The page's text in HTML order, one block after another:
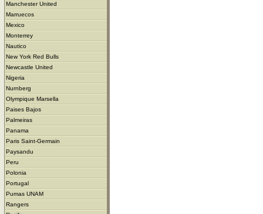
Manchester United
Marruecos
Mexico
Monterrey
Nautico
New York Red Bulls
Newcastle United
Nigeria
Nurnberg
Olympique Marsella
Paises Bajos
Palmeiras
Panama
Paris Saint-Germain
Paysandu
Peru
Polonia
Portugal
Pumas UNAM
Rangers